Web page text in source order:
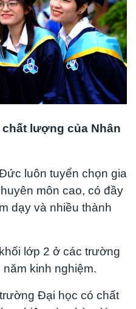
lượng của Nhân
luôn tuyển chọn gia
môn cao, có đầy
dạy và nhiều thành
lớp 2 ở các trường
kinh nghiệm.
Đại học có chất